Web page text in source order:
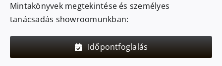
Mintakönyvek megtekintése és személyes
tanácsadás showroomunkban:
Időpontfoglalás